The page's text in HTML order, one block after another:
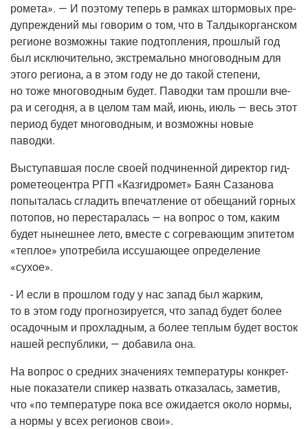
ро­ме­та». — И поэто­му теперь в рам­ках штор­мо­вых пре­
ду­пре­жде­ний мы гово­рим о том, что в Тал­ды­кор­ган­ском
реги­оне воз­мож­ны такие под­топ­ле­ния, про­шлый год
был исклю­чи­тель­но, экс­тре­маль­но мно­го­вод­ным для
это­го реги­о­на, а в этом году не до такой сте­пе­ни,
но тоже мно­го­вод­ным будет. Павод­ки там про­шли вче­
ра и сего­дня, а в целом там май, июнь, июль — весь этот
пери­од будет мно­го­вод­ным, и воз­мож­ны новые
паводки.
Высту­пав­шая после сво­ей под­чи­нен­ной дирек­тор гид­
ро­ме­тео­цен­тра РГП «Каз­гид­ро­мет» Баян Саза­но­ва
попы­та­лась сгла­дить впе­чат­ле­ние от обе­ща­ний гор­ных
пото­пов, но пере­ста­ра­лась — на вопрос о том, каким
будет нынеш­нее лето, вме­сте с согре­ва­ю­щим эпи­те­том
«теп­лое» упо­тре­би­ла иссу­ша­ю­щее опре­де­ле­ние
«сухое».
- И если в про­шлом году у нас запад был жар­ким,
то в этом году про­гно­зи­ру­ет­ся, что запад будет более
оса­доч­ным и про­хлад­ным, а более теп­лым будет восток
нашей рес­пуб­ли­ки, — доба­ви­ла она.
На вопрос о сред­них зна­че­ни­ях тем­пе­ра­ту­ры кон­крет­
ные пока­за­те­ли спи­кер назвать отка­за­лась, заме­тив,
что «по тем­пе­ра­ту­ре пока все ожи­да­ет­ся око­ло нор­мы,
а нор­мы у всех реги­о­нов свои».